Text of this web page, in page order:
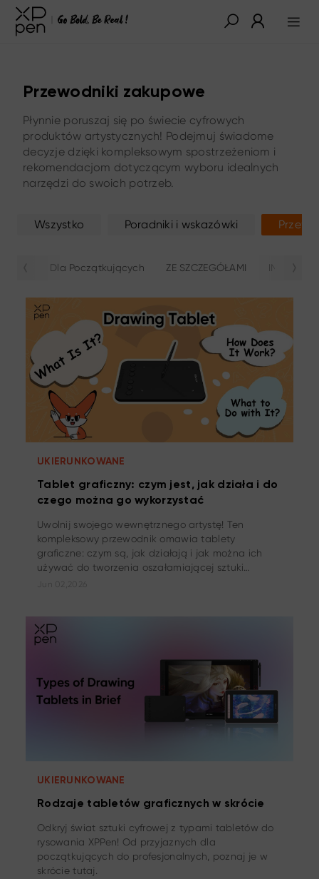
Przewodniki zakupowe
Płynnie poruszaj się po świecie cyfrowych
produktów artystycznych! Podejmuj świadome
decyzje dzięki kompleksowym spostrzeżeniom i
rekomendacjom dotyczącym wyboru idealnych
narzędzi do swoich potrzeb.
Wszystko Poradniki i wskazówki
Dla Początkujących ZE SZCZEGÓŁAMI INNI
UKIERUNKOWANE
Tablet graficzny: czym jest, jak działa i do
czego można go wykorzystać
Uwolnij swojego wewnętrznego artystę! Ten
kompleksowy przewodnik omawia tablety
graficzne: czym są, jak działają i jak można ich
używać do tworzenia oszałamiającej sztuki
UKIERUNKOWANE
Rodzaje tabletów graficznych w skrócie
Odkryj świat sztuki cyfrowej z typami tabletów do
rysowania XPPen! Od przyjaznych dla
początkujących do profesjonalnych, poznaj je w
skrócie tutaj.